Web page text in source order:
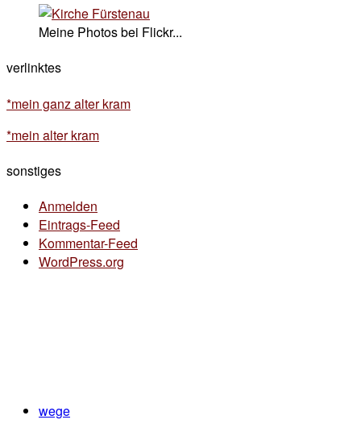
Meine Photos bei Flickr...
verlinktes
*mein ganz alter kram
*mein alter kram
sonstiges
Anmelden
Eintrags-Feed
Kommentar-Feed
WordPress.org
wege